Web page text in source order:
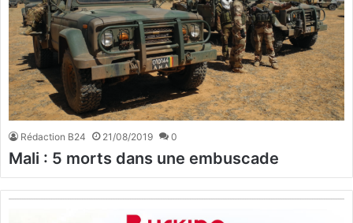
Rédaction B24 21/08/2019 0
Mali : 5 morts dans une embuscade